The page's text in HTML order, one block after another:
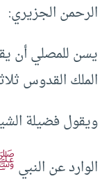
الرحمن الجزيري:
يسن للمصلي أن
الملك القدوس
ويقول فضيلة
الوارد عن النبي